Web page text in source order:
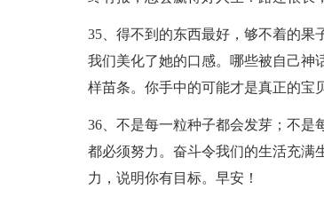
35、得不到的东西最好，够不着的果
我们美化了她的口感。哪些被自己神
样苗条。你手中的可能才是真正的宝
36、不是每一粒种子都会发芽；不是
都必须努力。奋斗令我们的生活充满
力，说明你有目标。早安！